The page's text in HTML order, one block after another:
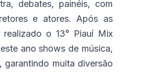
debates, painéis, com
e atores. Após as
realizado o 13° Piauí Mix
ano shows de música,
garantindo muita diversão